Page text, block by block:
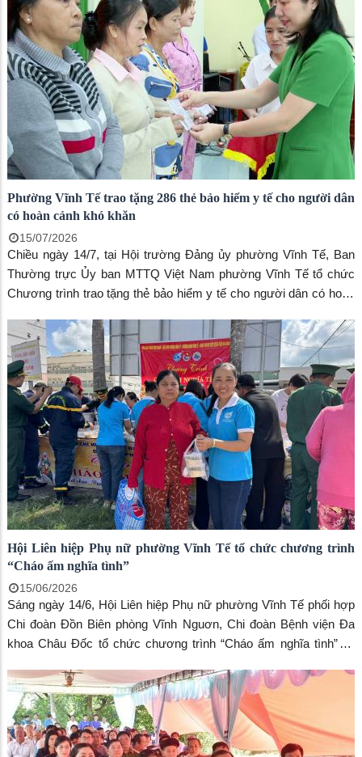
Phường Vĩnh Tế trao tặng 286 thẻ bảo hiểm y tế cho người dân
có hoàn cảnh khó khăn
15/07/2026
Chiều ngày 14/7, tại Hội trường Đảng ủy phường Vĩnh Tế, Ban
Thường trực Ủy ban MTTQ Việt Nam phường Vĩnh Tế tổ chức
Chương trình trao tặng thẻ bảo hiểm y tế cho người dân có hoàn
Hội Liên hiệp Phụ nữ phường Vĩnh Tế tổ chức chương trình
“Cháo ấm nghĩa tình”
15/06/2026
Sáng ngày 14/6, Hội Liên hiệp Phụ nữ phường Vĩnh Tế phối hợp
Chi đoàn Đồn Biên phòng Vĩnh Nguơn, Chi đoàn Bệnh viện Đa
khoa Châu Đốc tổ chức chương trình “Cháo ấm nghĩa tình” tại
cộng đồng.